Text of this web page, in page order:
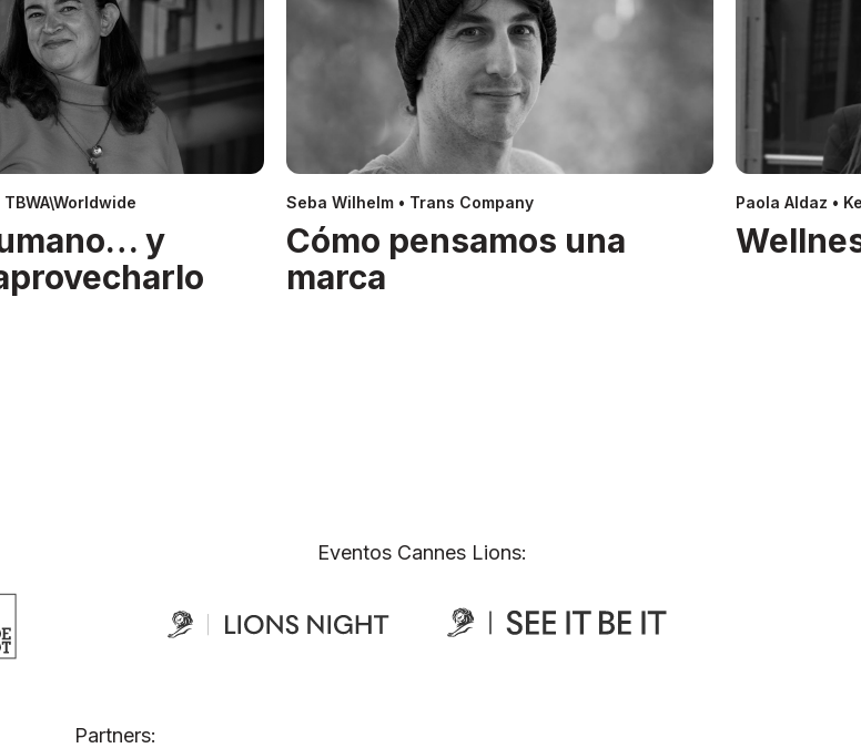
y
Seba Wilhelm • Trans Company
Cómo pensamos una
marca
Paola Aldaz •
Eventos Cannes Lions:
Partners: